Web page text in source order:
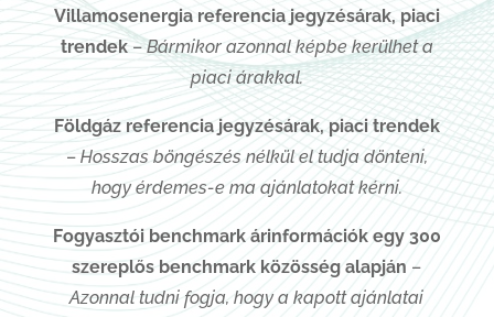
Villamosenergiareferencia jegyzésárak, piaci
trendek–Bármikor azonnal képbe kerülhet a
piaci árakkal.
Földgáz referencia jegyzésárak, piaci trendek
– Hosszas böngészés nélkül el tudja dönteni,
hogy érdemes-e ma ajánlatokat kérni.
Fogyasztói benchmark árinformációk egy 300
szereplős benchmark közösség alapján –
Azonnal tudni fogja, hogy a kapott ajánlatai